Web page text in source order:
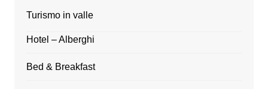
Turismo in valle
Hotel – Alberghi
Bed & Breakfast